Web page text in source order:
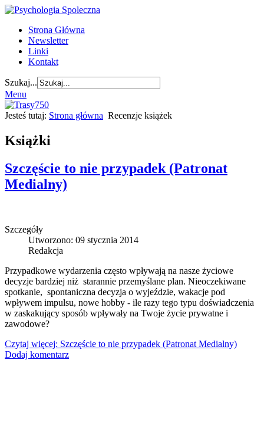
Strona Główna
Newsletter
Linki
Kontakt
Szukaj...
Menu
Jesteś tutaj: Strona główna Recenzje książek
Książki
Szczęście to nie przypadek (Patronat
Medialny)
Szczegóły
Utworzono: 09 stycznia 2014
Redakcja
Przypadkowe wydarzenia często wpływają na nasze życiowe
decyzje bardziej niż starannie przemyślane plan. Nieoczekiwane
spotkanie, spontaniczna decyzja o wyjeździe, wakacje pod
wpływem impulsu, nowe hobby - ile razy tego typu doświadczenia
w zaskakujący sposób wpływały na Twoje życie prywatne i
zawodowe?
Czytaj więcej: Szczęście to nie przypadek (Patronat Medialny)
Dodaj komentarz